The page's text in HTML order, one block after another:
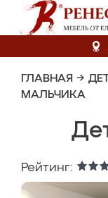
ГЛАВНАЯ →
МАЛЬЧИКА
Рейтинг: